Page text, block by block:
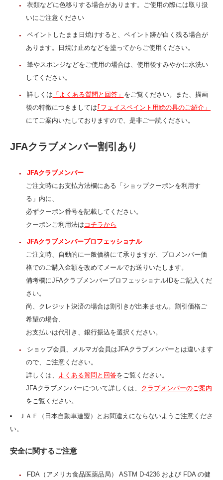
衣類などに色移りする場合があります。ご使用の際には取り扱
いにご注意ください
ペイントしたまま日焼けすると、ペイント跡が白く残る場合が
あります。日焼け止めなどを塗ってからご使用ください。
筆やスポンジなどをご使用の場合は、使用後すみやかに水洗い
してください。
詳しくは 「よくある質問と回答」 をご覧ください。また、描画
後の特徴につきましては ｢フェイスペイント用絵の具のご紹介」
にてご案内いたしておりますので、是非ご一読ください。
JFAクラブメンバー割引あり
JFAクラブメンバー
ご注文時にお支払方法欄にある「ショップクーポンを利用す
る」内に、
必ずクーポン番号を記載してください。
クーポンご利用法は コチラから
JFAクラブメンバープロフェッショナル
ご注文時、自動的に一般価格にて承りますが、プロメンバー価
格でのご購入金額を改めてメールでお送りいたします。
備考欄にJFAクラブメンバープロフェッショナルIDをご記入くだ
さい。
尚、クレジット決済の場合は割引きが出来ません。割引価格ご
希望の場合、
お支払いは代引き、銀行振込を選択ください。
ショップ会員、メルマガ会員はJFAクラブメンバーとは違います
ので、ご注意ください。
詳しくは、 よくある質問と回答をご覧ください。
JFAクラブメンバーについて詳しくは、 クラブメンバーのご案内
をご覧ください。
ＪＡＦ（日本自動車連盟）とお間違えにならないようご注意くださ
い。
安全に関するご注意
FDA（アメリカ食品医薬品局） ASTM D-4236 および FDA の健